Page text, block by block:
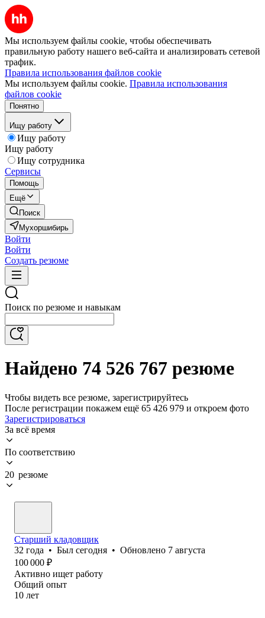
Мы используем файлы cookie, чтобы обеспечивать
правильную работу нашего веб-сайта и анализировать сетевой
трафик.
Правила использования файлов cookie
Мы используем файлы cookie. Правила использования
файлов cookie
Понятно
Ищу работу
Ищу работу
Ищу работу
Ищу сотрудника
Сервисы
Помощь
Ещё
Поиск
Мухоршибирь
Войти
Войти
Создать резюме
Поиск по резюме и навыкам
Найдено 74 526 767 резюме
Чтобы видеть все резюме, зарегистрируйтесь
После регистрации покажем ещё 65 426 979 и откроем фото
Зарегистрироваться
За всё время
По соответствию
20 резюме
Старший кладовщик
32 года • Был сегодня • Обновлено 7 августа
100 000 ₽
Активно ищет работу
Общий опыт
10 лет